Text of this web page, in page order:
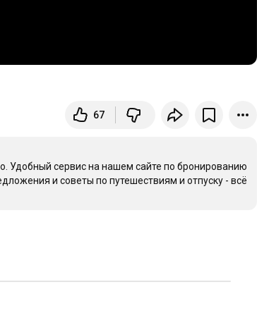
67
Удобный сервис на нашем сайте по бронированию
и советы по путешествиям и отпуску - всё